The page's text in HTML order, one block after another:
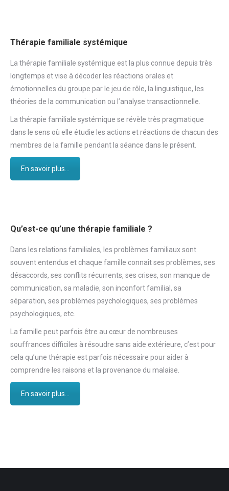
Thérapie familiale systémique
La thérapie familiale systémique est la plus connue depuis très
longtemps et vise à décoder les réactions orales et
émotionnelles du groupe par le jeu de rôle, la linguistique, les
théories de la communication ou l’analyse transactionnelle.
La thérapie familiale systémique se révèle très pragmatique
dans le sens où elle étudie les actions et réactions de chacun des
membres de la famille pendant la séance dans le présent.
En savoir plus...
Qu’est-ce qu’une thérapie familiale ?
Dans les relations familiales, les problèmes familiaux sont
souvent entendus et chaque famille connaît ses problèmes, ses
désaccords, ses conflits récurrents, ses crises, son manque de
communication, sa maladie, son inconfort familial, sa
séparation, ses problèmes psychologiques, ses problèmes
psychologiques, etc.
La famille peut parfois être au cœur de nombreuses
souffrances difficiles à résoudre sans aide extérieure, c’est pour
cela qu’une thérapie est parfois nécessaire pour aider à
comprendre les raisons et la provenance du malaise.
En savoir plus...